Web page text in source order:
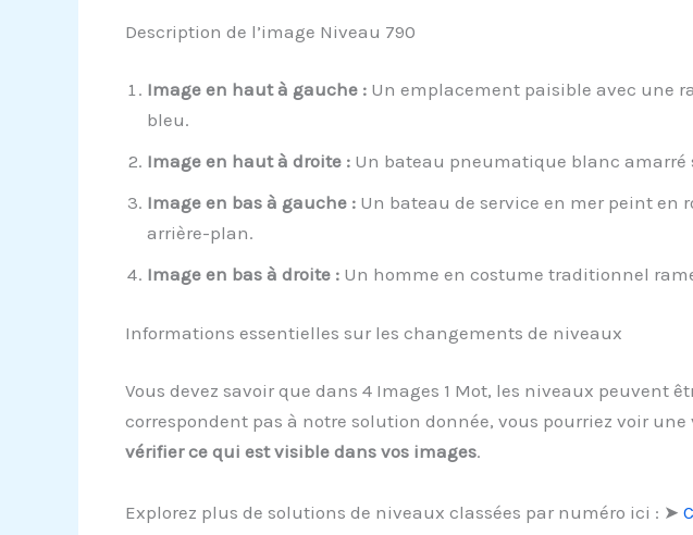
Description de l’image Niveau 790
Image en haut à gauche :Un emplacement paisible avec une
bleu.
Image en haut à droite :Un bateau pneumatique blanc amarré
Image en bas à gauche :Un bateau de service en mer peint en
arrière-plan.
Image en bas à droite :Un homme en costume traditionnel
Informations essentielles sur les changements de niveaux
Vous devez savoir que dans 4 Images 1 Mot, les niveaux peuvent
correspondent pas à notre solution donnée, vous pourriez voir
vérifier ce qui est visible dans vos images.
Explorez plus de solutions de niveaux classées par numéro ici : ➤